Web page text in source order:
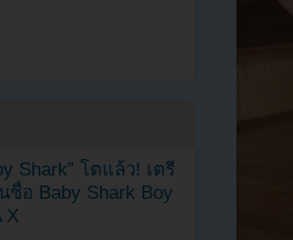
Shark” โตแล้ว! เตรี
ชื่อ Baby Shark Boy
X